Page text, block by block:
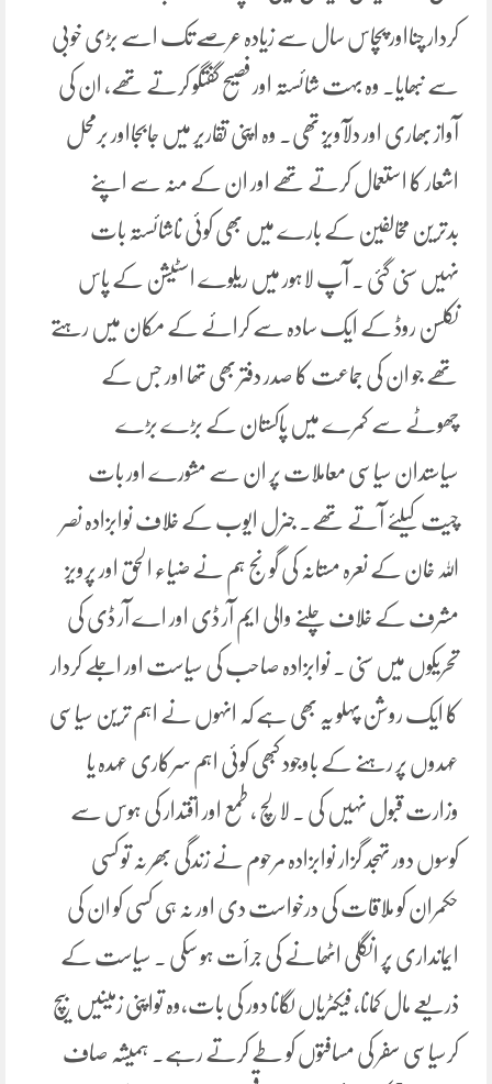
کردار چنااور پچاس سال سے زیادہ عرصے تک اسے بڑی خوبی
سے نبھایا۔ وہ بہت شائستہ اور فصیح گفتگو کرتے تھے، ان کی
آواز بھاری اور دلآویز تھی۔ وہ اپنی تقاریر میں جابجااور برمحل
اشعار کا استعمال کرتے تھے اور ان کے منہ سے اپنے
بدترین مخالفین کے بارے میں بھی کوئی ناشائستہ بات
نہیں سنی گئی ۔ آپ لاہور میں ریلوے اسٹیشن کے پاس
نکلسن روڈ کے ایک سادہ سے کرائے کے مکان میں رہتے
تھے جو ان کی جماعت کا صدر دفتر بھی تھا اور جس کے
چھوٹے سے کمرے میں پاکستان کے بڑے بڑے
سیاستدان سیاسی معاملات پر ان سے مشورے اور بات
چیت کیلئے آتے تھے۔ جنرل ایوب کے خلاف نوابزادہ نصر
اللہ خان کے نعرہ مستانہ کی گونج ہم نے ضیاء الحق اور پرویز
مشرف کے خلاف چلنے والی ایم آر ڈی اور اے آر ڈی کی
تحریکوں میں سنی ۔ نوابزادہ صاحب کی سیاست اور اجلے کردار
کا ایک روشن پہلو یہ بھی ہے کہ انہوں نے اہم ترین سیاسی
عہدوں پر رہنے کے باوجود کبھی کوئی اہم سرکاری عہدہ یا
وزارت قبول نہیں کی ۔ لالچ ، طمع اور اقتدار کی ہوس سے
کوسوں دور تہجد گزار نوابزادہ مرحوم نے زندگی بھر نہ تو کسی
حکمران کو ملاقات کی درخواست دی اور نہ ہی کسی کو ان کی
ایمانداری پر انگلی اٹھانے کی جرأت ہو سکی ۔ سیاست کے
ذریعے مال کمانا، فیکٹریاں لگانا دور کی بات،وہ تواپنی زمینیں بیچ
کرسیاسی سفر کی مسافتوں کو طے کرتے رہے۔ ہمیشہ صاف